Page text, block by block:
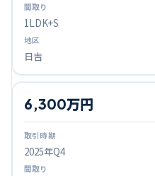
1LDK+S
日吉
2025年Q4
6,300万円